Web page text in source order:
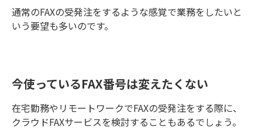
通常のFAXの受発注をするような感覚で業務をしたいと
いう要望も多いのです。
今使っているFAX番号は変えたくない
在宅勤務やリモートワークでFAXの受発注をする際に、
クラウドFAXサービスを検討することもあるでしょう。